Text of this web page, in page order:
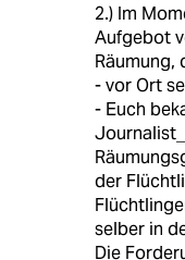
2.) Im
Aufgebot
Räumung,
- vor Ort
- Euch
der
selber in
Die